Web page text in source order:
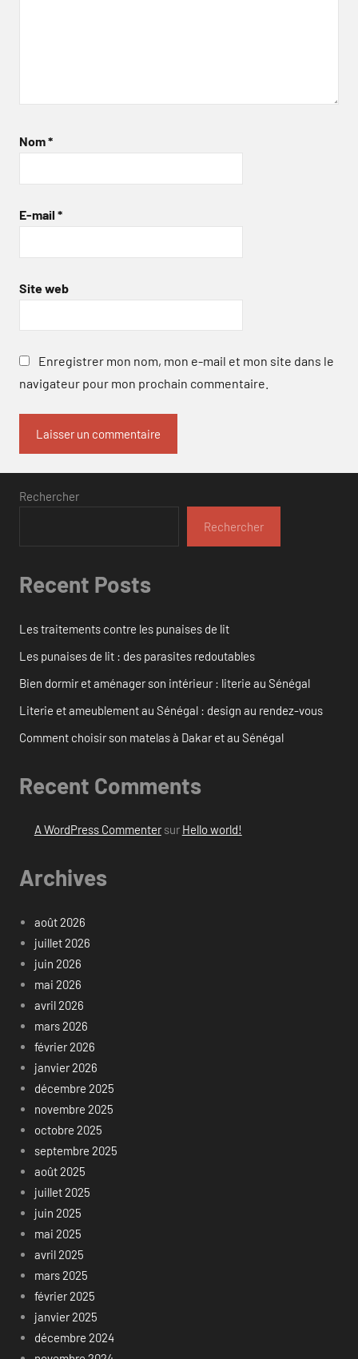
Nom*
E-mail *
Site web
Enregistrer mon nom, mon e-mail et mon site dans le
navigateur pour mon prochain commentaire.
Rechercher
Rechercher
Recent Posts
Les traitements contre les punaises de lit
Les punaises de lit : des parasites redoutables
Bien dormir et aménager son intérieur : literie au Sénégal
Literie et ameublement au Sénégal : design au rendez-vous
Comment choisir son matelas à Dakar et au Sénégal
Recent Comments
A WordPress Commentersur Hello world!
Archives
août 2026
juillet 2026
juin 2026
mai 2026
avril 2026
mars 2026
février 2026
janvier 2026
décembre 2025
novembre 2025
octobre 2025
septembre 2025
août 2025
juillet 2025
juin 2025
mai 2025
avril 2025
mars 2025
février 2025
janvier 2025
décembre 2024